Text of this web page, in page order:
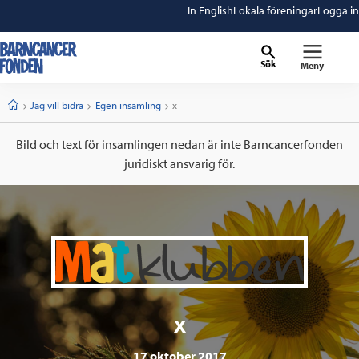
In EnglishLokala föreningarLogga in
Sök Meny
StartJag vill bidra Egen insamling Current:
x
Bild och text för insamlingen nedan är inte Barncancerfonden
juridiskt ansvarig för.
x